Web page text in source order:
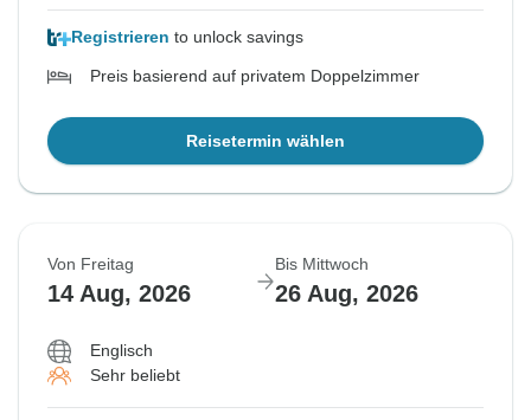
Registrieren to unlock savings
Preis basierend auf privatem Doppelzimmer
Reisetermin wählen
Von Freitag
14 Aug, 2026
Bis Mittwoch
26 Aug, 2026
Englisch
Sehr beliebt